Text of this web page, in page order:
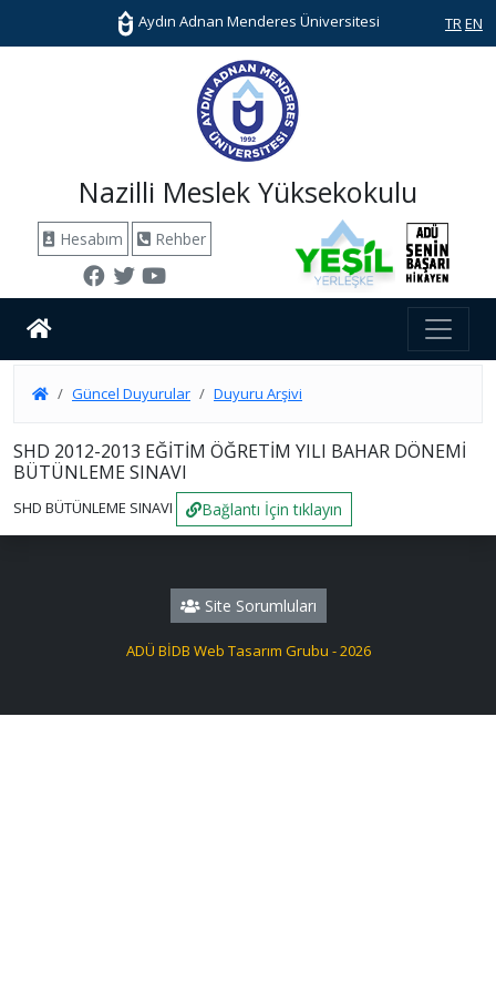
Aydın Adnan Menderes Üniversitesi TR EN
Nazilli Meslek Yüksekokulu
Hesabım Rehber
Güncel Duyurular Duyuru Arşivi
SHD 2012-2013 EĞİTİM ÖĞRETİM YILI BAHAR DÖNEMİ
BÜTÜNLEME SINAVI
SHD BÜTÜNLEME SINAVI Bağlantı İçin tıklayın
Site Sorumluları
ADÜ BİDB Web Tasarım Grubu - 2026